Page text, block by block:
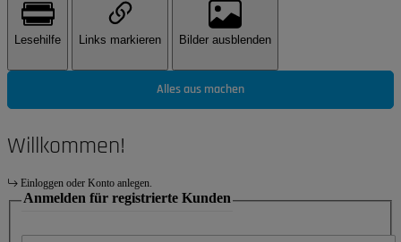
Lesehilfe Links markieren Bilder ausblenden
Alles aus machen
Willkommen!
Einloggen oder Konto anlegen.
Anmelden für registrierte Kunden